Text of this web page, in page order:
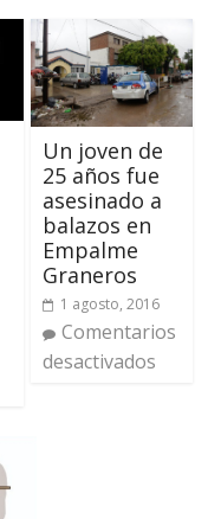
Un joven de
25 años fue
asesinado a
balazos en
Empalme
Graneros
1 agosto, 2016
Comentarios
desactivados